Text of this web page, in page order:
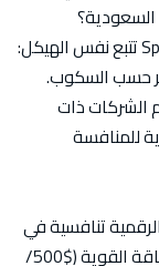
أسعار خدمات السيو في السعودية من SpiderLap تتبع نفس الهيكل:
$100 أو $300 أو $500/شهر حسب السكوب.
الشركات ذات
للمنافسة
تنافسية في
العالم العربي. باقة الأدفانس ($300/شهر) والباقة القوية ($500/